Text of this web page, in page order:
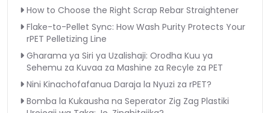
How to Choose the Right Scrap Rebar Straightener
Flake-to-Pellet Sync: How Wash Purity Protects Your
rPET Pelletizing Line
Gharama ya Siri ya Uzalishaji: Orodha Kuu ya
Sehemu za Kuvaa za Mashine za Recyle za PET
Nini Kinachofafanua Daraja la Nyuzi za rPET?
Bomba la Kukausha na Seperator Zig Zag Plastiki